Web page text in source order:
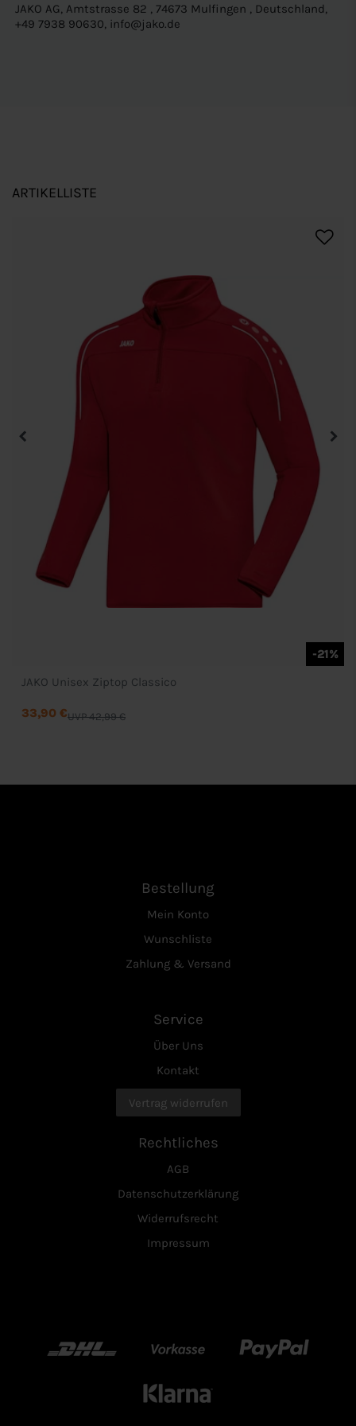
JAKO AG, Amtstrasse 82 , 74673 Mulfingen , Deutschland,
+49 7938 90630, info@jako.de
ARTIKELLISTE
-21%
JAKO Unisex Ziptop Classico
UVP 42,99 €
33,90 €
Bestellung
Mein Konto
Wunschliste
Zahlung & Versand
Service
Über Uns
Kontakt
Vertrag widerrufen
Rechtliches
AGB
Datenschutzerklärung
Widerrufsrecht
Impressum
DHL Vorkasse Paypal
Klarn